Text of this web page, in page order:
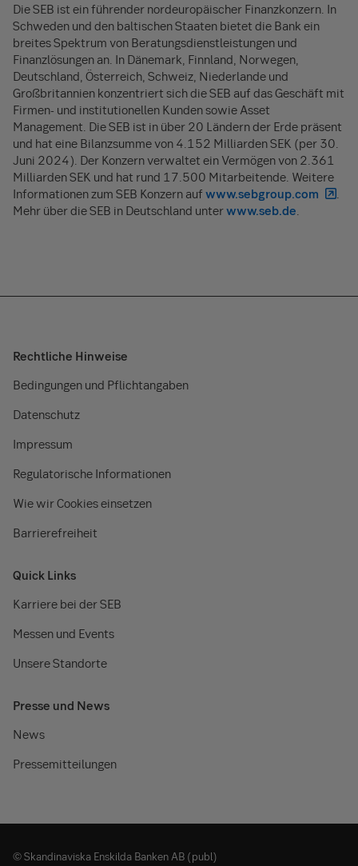
Die SEB ist ein führender nordeuropäischer Finanzkonzern. In
Schweden und den baltischen Staaten bietet die Bank ein
breites Spektrum von Beratungsdienstleistungen und
Finanzlösungen an. In Dänemark, Finnland, Norwegen,
Deutschland, Österreich, Schweiz, Niederlande und
Großbritannien konzentriert sich die SEB auf das Geschäft mit
Firmen- und institutionellen Kunden sowie Asset
Management. Die SEB ist in über 20 Ländern der Erde präsent
und hat eine Bilanzsumme von 4.152 Milliarden SEK (per 30.
Juni 2024). Der Konzern verwaltet ein Vermögen von 2.361
Milliarden SEK und hat rund 17.500 Mitarbeitende. Weitere
Informationen zum SEB Konzern auf www.sebgroup.com
.
Mehr über die SEB in Deutschland unterwww.seb.de.
Rechtliche Hinweise
Bedingungen und Pflichtangaben
Datenschutz
Impressum
Regulatorische Informationen
Wie wir Cookies einsetzen
Barrierefreiheit
Quick Links
Karriere bei der SEB
Messen und Events
Unsere Standorte
Presse und News
News
Pressemitteilungen
© Skandinaviska Enskilda Banken AB (publ)